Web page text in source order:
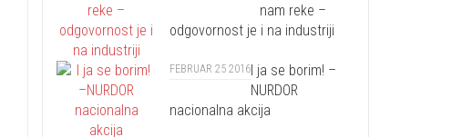
nam reke –
odgovornost je i na industriji
FEBRUAR 25 2016I ja se borim! –
NURDOR
nacionalna akcija